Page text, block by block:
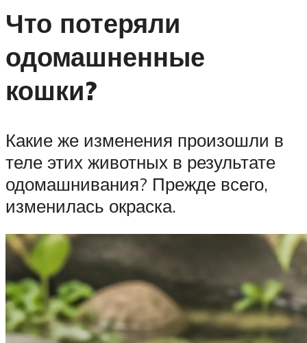
Что потеряли
одомашненные
кошки?
Какие же изменения произошли в
теле этих животных в результате
одомашнивания? Прежде всего,
изменилась окраска.